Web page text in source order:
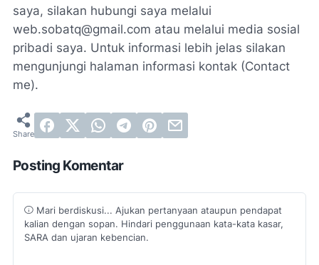
saya, silakan hubungi saya melalui
web.sobatq@gmail.com atau melalui media sosial
pribadi saya. Untuk informasi lebih jelas silakan
mengunjungi halaman informasi kontak (Contact
me).
Posting Komentar
Mari berdiskusi... Ajukan pertanyaan ataupun pendapat
kalian dengan sopan. Hindari penggunaan kata-kata kasar,
SARA dan ujaran kebencian.